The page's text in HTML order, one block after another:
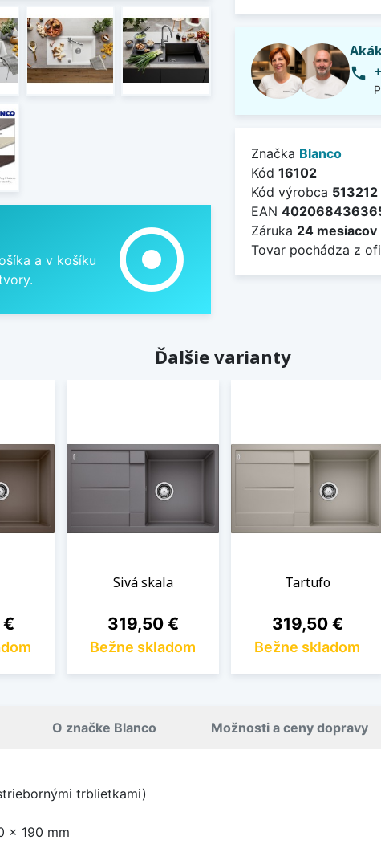
a v košíku
adjust
phone
Značka Blanco
Kód 16102
Kód výrobca 513212
EAN
Záruka 24 mesiacov
Tovar pochádza z
Ďalšie varianty
€
Sivá skala
Cena
319,50 €
Bežne skladom
Tartufo
Cena
319,50 €
Bežne skladom
O značke Blanco Možnosti a ceny dopravy
trblietkami)
x 190 mm